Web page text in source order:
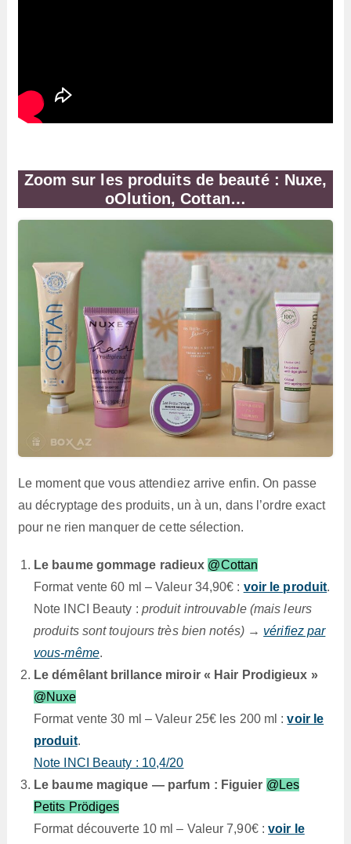
Zoom sur les produits de beauté : Nuxe,
oOlution, Cottan…
Le moment que vous attendiez arrive enfin. On passe
au décryptage des produits, un à un, dans l’ordre exact
pour ne rien manquer de cette sélection.
Le baume gommage radieux @Cottan
Format vente 60 ml – Valeur 34,90€ : voir le produit.
Note INCI Beauty : produit introuvable (mais leurs
produits sont toujours très bien notés) → vérifiez par
vous-même.
Le démêlant brillance miroir « Hair Prodigieux »
@Nuxe
Format vente 30 ml – Valeur 25€ les 200 ml :voir le
produit.
Note INCI Beauty : 10,4/20
Le baume magique — parfum : Figuier @Les
Petits Prödiges
Format découverte 10 ml – Valeur 7,90€ :voir le